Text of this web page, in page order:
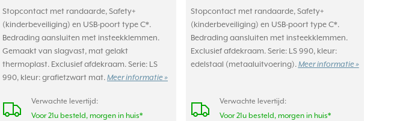
Stopcontact met randaarde, Safety+
(kinderbeveiliging) en USB-poort type C*.
Bedrading aansluiten met insteekklemmen.
Gemaakt van slagvast, mat gelakt
thermoplast. Exclusief afdekraam. Serie: LS
990, kleur: grafietzwart mat. Meer informatie »
Verwachte levertijd:
Voor 21u besteld, morgen in huis*
Stopcontact met randaarde, Safety+
(kinderbeveiliging) en USB-poort type C*.
Bedrading aansluiten met insteekklemmen.
Exclusief afdekraam. Serie: LS 990, kleur:
edelstaal (metaaluitvoering). Meer informatie »
Verwachte levertijd:
Voor 21u besteld, morgen in huis*